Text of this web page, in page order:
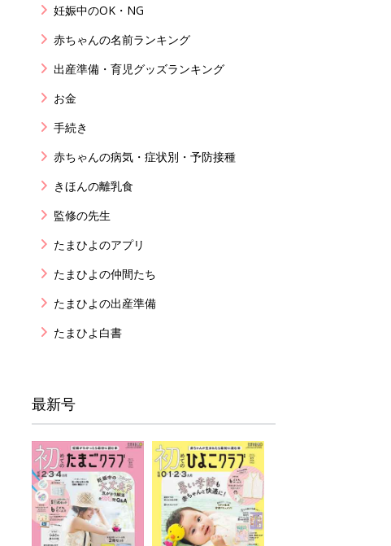
妊娠中のOK・NG
赤ちゃんの名前ランキング
出産準備・育児グッズランキング
お金
手続き
赤ちゃんの病気・症状別・予防接種
きほんの離乳食
監修の先生
たまひよのアプリ
たまひよの仲間たち
たまひよの出産準備
たまひよ白書
最新号